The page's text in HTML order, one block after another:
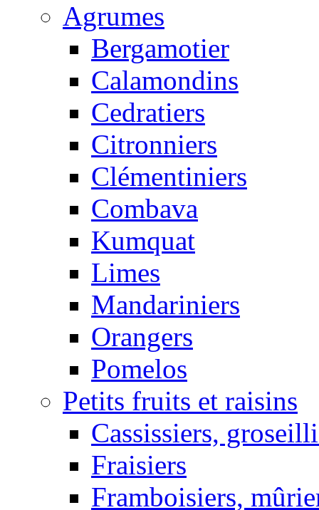
Agrumes
Bergamotier
Calamondins
Cedratiers
Citronniers
Clémentiniers
Combava
Kumquat
Limes
Mandariniers
Orangers
Pomelos
Petits fruits et raisins
Cassissiers,
Fraisiers
Framboisiers,